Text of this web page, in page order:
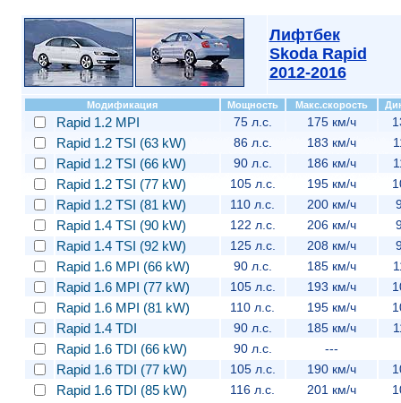
Лифтбек
Skoda Rapid
2012-2016
Модификация Мощность Макс.скорость
Rapid 1.2 MPI 75 л.с. 175 км/ч
Rapid 1.2 TSI (63 kW) 86 л.с. 183 км/ч
Rapid 1.2 TSI (66 kW) 90 л.с. 186 км/ч
Rapid 1.2 TSI (77 kW) 105 л.с. 195 км/ч
Rapid 1.2 TSI (81 kW) 110 л.с. 200 км/ч
Rapid 1.4 TSI (90 kW) 122 л.с. 206 км/ч
Rapid 1.4 TSI (92 kW) 125 л.с. 208 км/ч
Rapid 1.6 MPI (66 kW) 90 л.с. 185 км/ч
Rapid 1.6 MPI (77 kW) 105 л.с. 193 км/ч
Rapid 1.6 MPI (81 kW) 110 л.с. 195 км/ч
Rapid 1.4 TDI 90 л.с. 185 км/ч
Rapid 1.6 TDI (66 kW) 90 л.с. ---
Rapid 1.6 TDI (77 kW) 105 л.с. 190 км/ч
Rapid 1.6 TDI (85 kW) 116 л.с. 201 км/ч